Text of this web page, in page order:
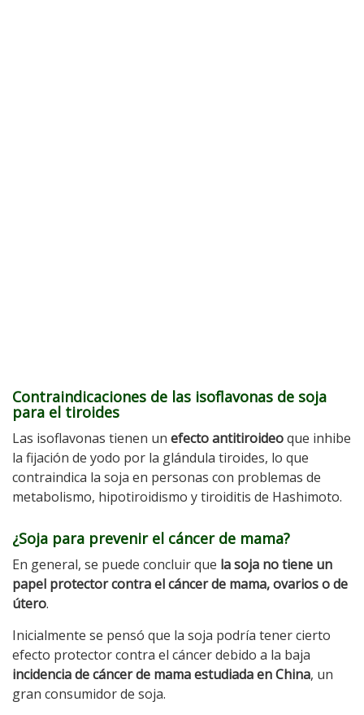
Contraindicaciones de las isoflavonas de soja
para el tiroides
Las isoflavonas tienen un efecto antitiroideoque inhibe
la fijación de yodo por la glándula tiroides, lo que
contraindica la soja en personas con problemas de
metabolismo, hipotiroidismo y tiroiditis de Hashimoto.
¿Soja para prevenir el cáncer de mama?
En general, se puede concluir que la soja no tiene un
papel protector contra el cáncer de mama, ovarios o de
útero.
Inicialmente se pensó que la soja podría tener cierto
efecto protector contra el cáncer debido a la baja
incidencia de cáncer de mama estudiada en China, un
gran consumidor de soja.